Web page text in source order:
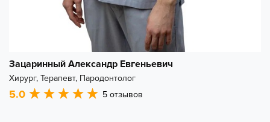
Зацаринный Александр Евгеньевич
Хирург, Терапевт, Пародонтолог
5.0 5 отзывов